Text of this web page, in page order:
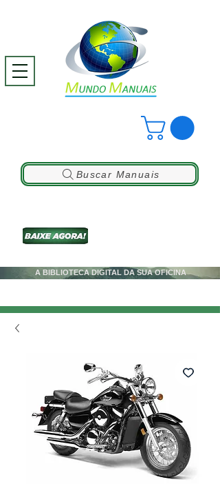
A BIBLIOTECA DIGITAL DA SUA OFICINA
Buscar Manuais